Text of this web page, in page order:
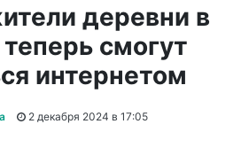
деревни в
смогут
интернетом
2 декабря 2024 в 17:05